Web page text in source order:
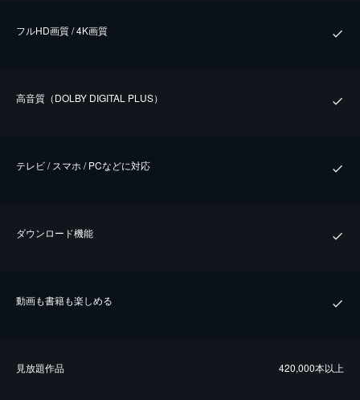
フルHD画質 / 4K画質
⾼⾳質（DOLBY DIGITAL PLUS）
テレビ / スマホ / PCなどに対応
ダウンロード機能
動画も書籍も楽しめる
⾒放題作品 420,000本以上